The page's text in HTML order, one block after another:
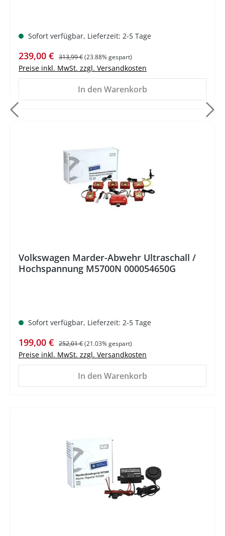
Sofort verfügbar, Lieferzeit: 2-5 Tage
Verkaufspreis:
239,00 € Regulärer Preis:
313,99 €(23.88% gespart)
Preise inkl. MwSt. zzgl. Versandkosten
In den Warenkorb
Volkswagen Marder-Abwehr Ultraschall /
Hochspannung M5700N 000054650G
Sofort verfügbar, Lieferzeit: 2-5 Tage
Verkaufspreis:
199,00 € Regulärer Preis:
252,01 €(21.03% gespart)
Preise inkl. MwSt. zzgl. Versandkosten
In den Warenkorb